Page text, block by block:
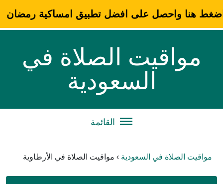
هنا واحصل على افضل تطبيق امساكية رمضان
مواقيت الصلاة في
السعودية
القائمة
مواقيت الصلاة في السعودية › مواقيت الصلاة في الأرطاوية